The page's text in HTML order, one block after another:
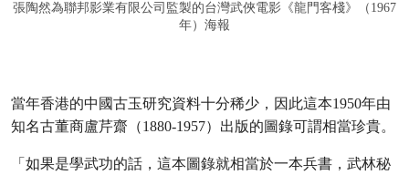
張陶然為聯邦影業有限公司監製的台灣武俠電影《龍門客棧》（1967
年）海報
當年香港的中國古玉研究資料十分稀少，因此這本1950年由
知名古董商盧芹齋（1880-1957）出版的圖錄可謂相當珍貴。
「如果是學武功的話，這本圖錄就相當於一本兵書，武林秘